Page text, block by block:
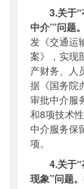
3.关于“
中介’”问题。
发《交通运
案》，实现
产财务、人
据《国务院
审批中介服
和8项技术
中介服务保
项。
4.关于“
现象”问题。